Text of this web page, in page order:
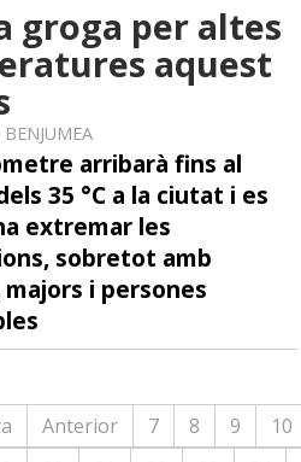
groga per altes
aquest
arribarà fins al
35 °C a la ciutat i es
extremar les
sobretot amb
i persones
Anterior 7 8 9 10